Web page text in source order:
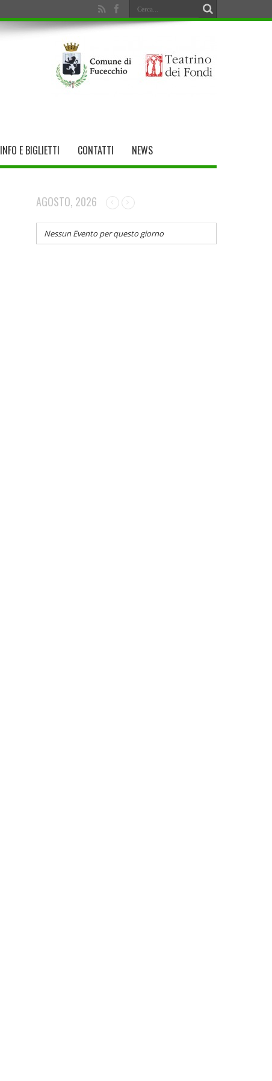
INFO E BIGLIETTI CONTATTI NEWS
AGOSTO, 2026
Nessun Evento per questo giorno